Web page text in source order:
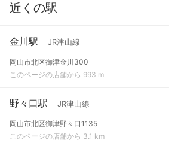
近くの駅
金川駅 JR津山線
岡山市北区御津金川300
このページの店舗から 993 m
野々口駅 JR津山線
岡山市北区御津野々口1135
このページの店舗から 3.1 km